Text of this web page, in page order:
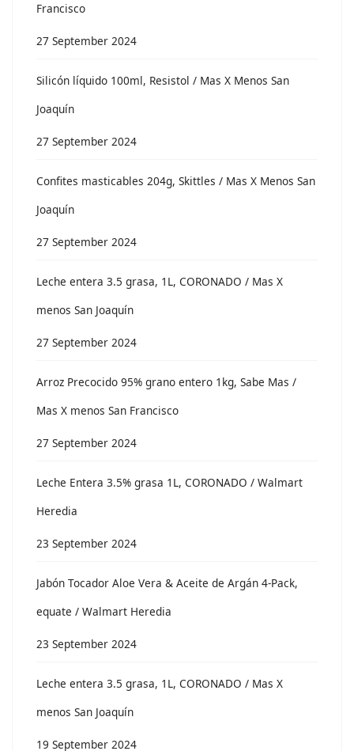
Francisco
27 September 2024
Silicón líquido 100ml, Resistol / Mas X Menos San
Joaquín
27 September 2024
Confites masticables 204g, Skittles / Mas X Menos San
Joaquín
27 September 2024
Leche entera 3.5 grasa, 1L, CORONADO / Mas X
menos San Joaquín
27 September 2024
Arroz Precocido 95% grano entero 1kg, Sabe Mas /
Mas X menos San Francisco
27 September 2024
Leche Entera 3.5% grasa 1L, CORONADO / Walmart
Heredia
23 September 2024
Jabón Tocador Aloe Vera & Aceite de Argán 4-Pack,
equate / Walmart Heredia
23 September 2024
Leche entera 3.5 grasa, 1L, CORONADO / Mas X
menos San Joaquín
19 September 2024